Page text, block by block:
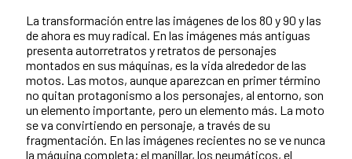
La transformación entre las imágenes de los 80 y 90 y las
de ahora es muy radical. En las imágenes más antiguas
presenta autorretratos y retratos de personajes
montados en sus máquinas, es la vida alrededor de las
motos. Las motos, aunque aparezcan en primer término
no quitan protagonismo a los personajes, al entorno, son
un elemento importante, pero un elemento más. La moto
se va convirtiendo en personaje, a través de su
fragmentación. En las imágenes recientes no se ve nunca
la máquina completa; el manillar, los neumáticos, el